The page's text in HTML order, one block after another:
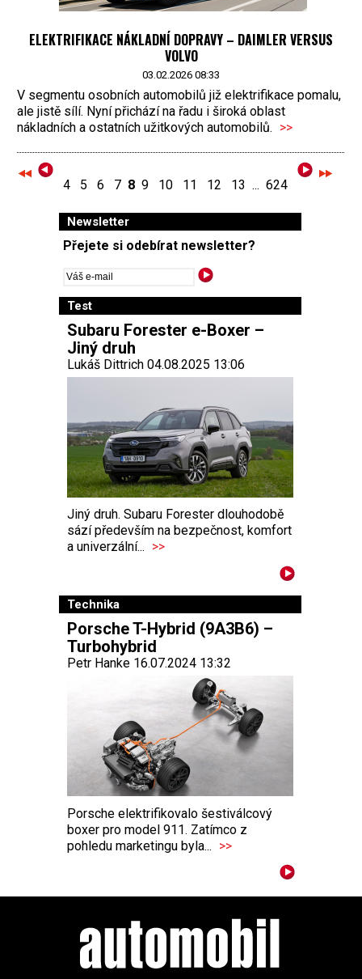
ELEKTRIFIKACE NÁKLADNÍ DOPRAVY – DAIMLER VERSUS
VOLVO
03.02.2026 08:33
V segmentu osobních automobilů již elektrifikace pomalu,
ale jistě sílí. Nyní přichází na řadu i široká oblast
nákladních a ostatních užitkových automobilů. >>
4 5 6 7 8 9 10 11 12 13 ... 624
Newsletter
Přejete si odebírat newsletter?
Test
Subaru Forester e-Boxer –
Jiný druh
Lukáš Dittrich 04.08.2025 13:06
Jiný druh. Subaru Forester dlouhodobě
sází především na bezpečnost, komfort
a univerzální... >>
Technika
Porsche T-Hybrid (9A3B6) –
Turbohybrid
Petr Hanke 16.07.2024 13:32
Porsche elektrifikovalo šestiválcový
boxer pro model 911. Zatímco z
pohledu marketingu byla... >>